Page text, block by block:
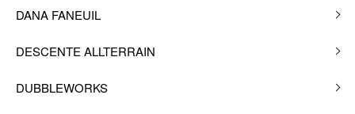
DANA FANEUIL
DESCENTE ALLTERRAIN
DUBBLEWORKS